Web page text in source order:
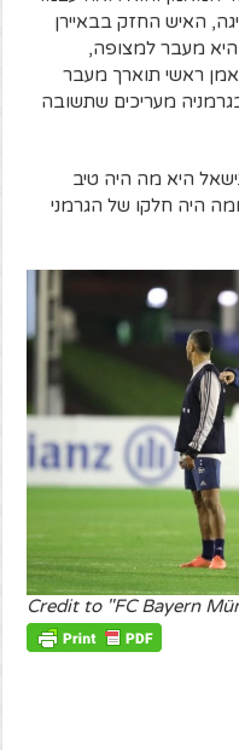
האיש החזק בבאיירן
היא מעבר למצופה,
ראשי תוארך מעבר
מעריכים שתשובה
היא מה היה טיב
ומה היה חלקו של הגרמני
Credit to "FC Bayern